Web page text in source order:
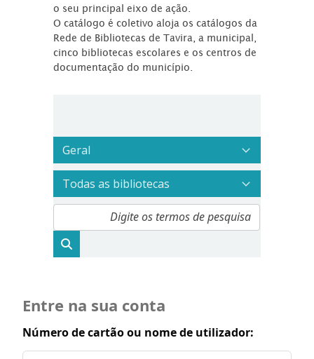
o seu principal eixo de ação.
O catálogo é coletivo aloja os catálogos da
Rede de Bibliotecas de Tavira, a municipal,
cinco bibliotecas escolares e os centros de
documentação do município.
Entre na sua conta
Número de cartão ou nome de utilizador: